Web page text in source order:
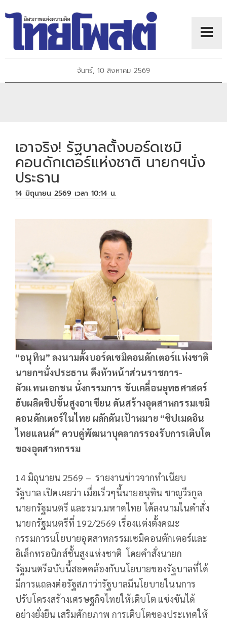
จันทร์, 10 สิงหาคม 2569
เอาจริง! รัฐบาลตั้งบอร์ดเซมิ
คอนดักเตอร์แห่งชาติ นายกฯนั่ง
ประธาน
14 มิถุนายน 2569 เวลา 10:14 น.
“อนุทิน” ลงนามตั้งบอร์ดเซมิคอนดักเตอร์แห่งชาติ
นายกฯนั่งประธาน ดึงหัวหน้าส่วนราชการ-
ตัวแทนเอกชน นั่งกรรมการ ขับเคลื่อนยุทธศาสตร์
ฮับผลิตชิปขั้นสูงอาเซียน ดันสร้างอุตสาหกรรมเซมิ
คอนดักเตอร์ในไทย ผลักดันเป้าหมาย “ชิปเมดอิน
ไทยแลนด์” ควบคู่พัฒนาบุคลากรรองรับการเติบโต
ของอุตสาหกรรม
14 มิถุนายน 2569 – รายงานข่าวจากทำเนียบ
รัฐบาล เปิดเผยว่า เมื่อเร็วๆนี้นายอนุทิน ชาญวีรกูล
นายกรัฐมนตรี และรมว.มหาดไทย ได้ลงนามในคำสั่ง
นายกรัฐมนตรีที่ 192/2569 เรื่องแต่งตั้งคณะ
กรรมการนโยบายอุตสาหกรรมเซมิคอนตักเตอร์และ
อิเล็กทรอนิกส์ชั้นสูงแห่งชาติ โดยคำสั่งนายก
รัฐมนตรีฉบับนี้สอดคล้องกับนโยบายของรัฐบาลที่ได้
มีการแถลงต่อรัฐสภาว่ารัฐบาลมีนโยบายในนการ
ปรับโครงสร้างเศรษฐกิจไทยให้เติบโต แข่งขันได้
อย่างยั่งยืน เสริมศักยภาพ การเติบโตของประเทศให้